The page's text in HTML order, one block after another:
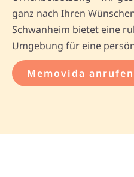
ganz nach Ihren
Schwanheim bietet eine
Umgebung für eine
Memovida anrufen